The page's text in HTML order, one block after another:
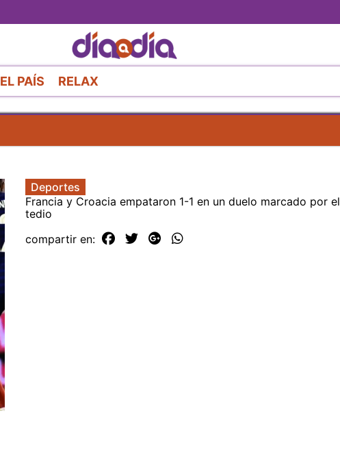
al
contenido
principal
EL PAÍS RELAX
Deportes
Francia y Croacia empataron 1-1 en un duelo marcado por el
tedio
compartir en: